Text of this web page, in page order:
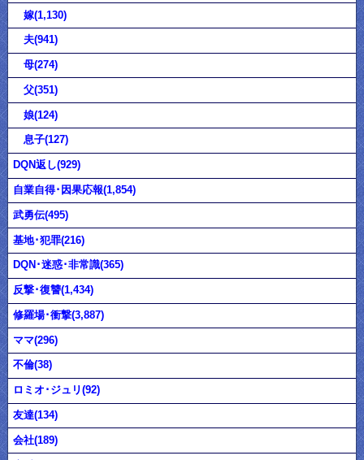
嫁(1,130)
夫(941)
母(274)
父(351)
娘(124)
息子(127)
DQN返し(929)
自業自得･因果応報(1,854)
武勇伝(495)
基地･犯罪(216)
DQN･迷惑･非常識(365)
反撃･復讐(1,434)
修羅場･衝撃(3,887)
ママ(296)
不倫(38)
ロミオ･ジュリ(92)
友達(134)
会社(189)